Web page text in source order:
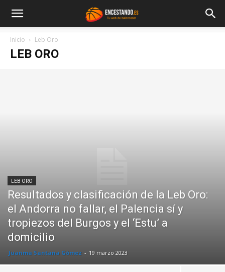
Inicio Leb Oro
LEB ORO
LEB ORO
Resultados y clasificación de la Leb Oro:
el Andorra no fallar, el Palencia sí y
tropiezos del Burgos y el ‘Estu’ a
domicilio
Juanma Santana Gómez - 19 marzo 2023